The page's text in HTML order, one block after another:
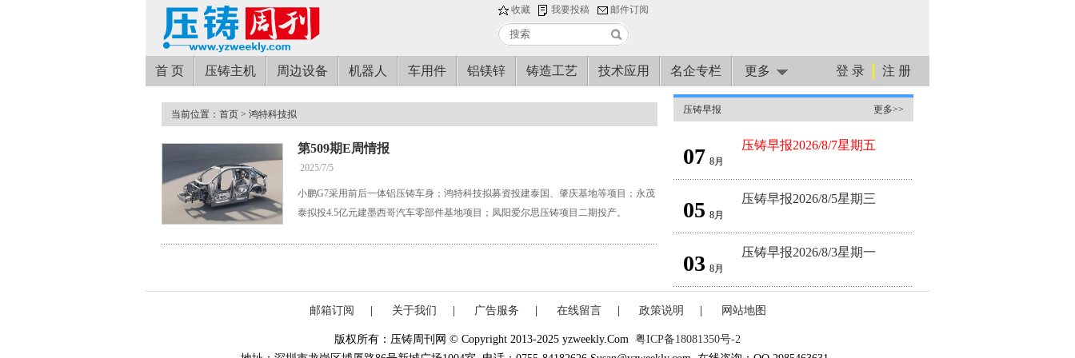
收藏 我要投稿 邮件订阅
首 页 压铸主机 周边设备 机器人 车用件 铝镁锌 铸造工艺 技术应用 名企专栏 更多 登 录 注 册
当前位置： 首页 > 鸿特科技拟
第509期E周情报
2025/7/5
小鹏G7采用前后一体铝压铸车身；鸿特科技拟募资投建泰国、肇庆基地等项目；永茂
泰拟投4.5亿元建墨西哥汽车零部件基地项目；凤阳爱尔思压铸项目二期投产。
压铸早报 更多>>
07 8月
压铸早报2026/8/7星期五
05 8月
压铸早报2026/8/5星期三
03 8月
压铸早报2026/8/3星期一
邮箱订阅 关于我们 广告服务 在线留言 政策说明 网站地图
版权所有：压铸周刊网 © Copyright 2013-2025 yzweekly.Com 粤ICP备18081350号-2